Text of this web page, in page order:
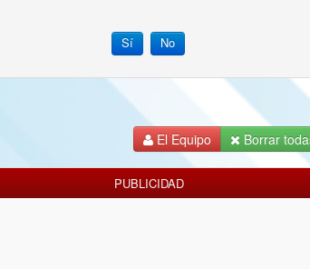
El Equipo Borrar
PUBLICIDAD